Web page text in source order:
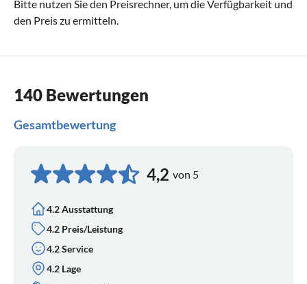
Bitte nutzen Sie den Preisrechner, um die Verfügbarkeit und
den Preis zu ermitteln.
140 Bewertungen
Gesamtbewertung
4,2 von 5
4.2 Ausstattung
4.2 Preis/Leistung
4.2 Service
4.2 Lage